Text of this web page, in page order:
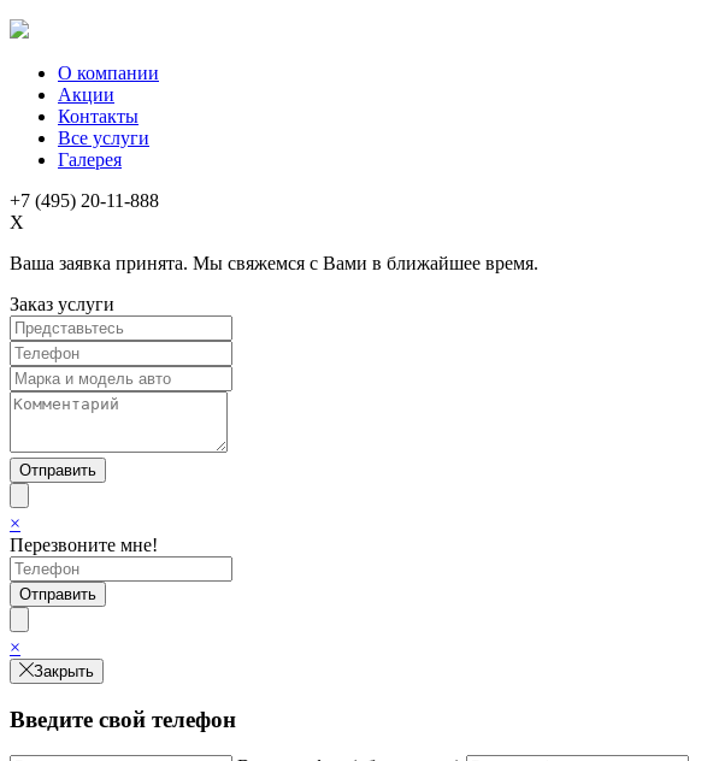
О компании
Акции
Контакты
Все услуги
Галерея
+7 (495) 20-11-888
X
Ваша заявка принята. Мы свяжемся с Вами в ближайшее время.
Заказ услуги
×
Перезвоните мне!
×
Закрыть
Введите свой телефон